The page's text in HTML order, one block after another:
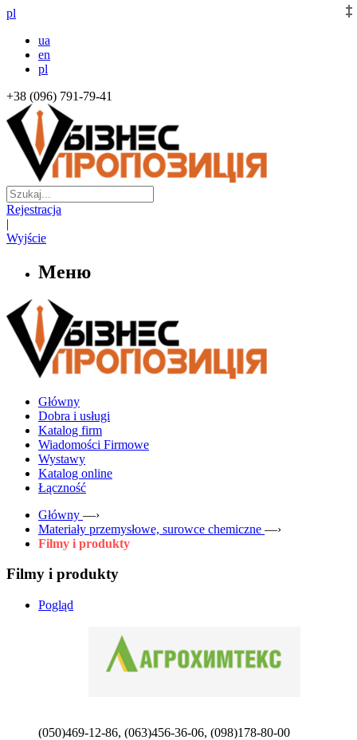
pl
ua
en
pl
+38 (096) 791-79-41
Rejestracja
|
Wyjście
Меню
Główny
Dobra i usługi
Katalog firm
Wiadomości Firmowe
Wystawy
Katalog online
Łączność
Główny —›
Materiały przemysłowe, surowce chemiczne —›
Filmy i produkty
Filmy i produkty
Pogląd
(050)469-12-86, (063)456-36-06, (098)178-80-00